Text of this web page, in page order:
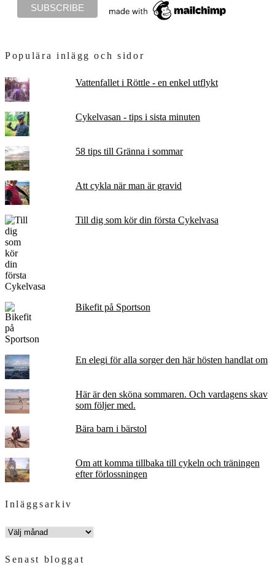
Populära inlägg och sidor
Vattenfallet i Röttle - en enkel utflykt
Cykelvasan - tips i sista minuten
58 tips till Gränna i sommar
Att cykla när man är gravid
Till dig som kör din första Cykelvasa
Bikefit på Sportson
En elegi för alla sorger den här hösten handlat om
Här är den sköna sommaren. Och vardagens skav
som följer med.
Bära barn i bärstol
Om att komma tillbaka till cykeln och träningen
efter förlossningen
Inläggsarkiv
INLÄGGSARKIV
Senast bloggat